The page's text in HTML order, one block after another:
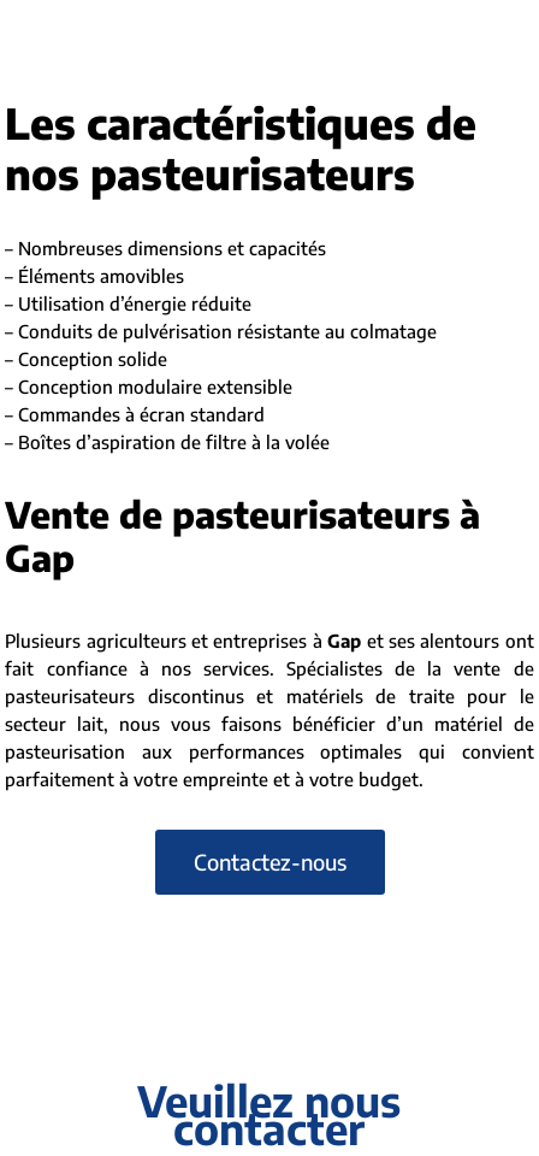
Les caractéristiques de
nos pasteurisateurs
– Nombreuses dimensions et capacités
– Éléments amovibles
– Utilisation d’énergie réduite
– Conduits de pulvérisation résistante au colmatage
– Conception solide
– Conception modulaire extensible
– Commandes à écran standard
– Boîtes d’aspiration de filtre à la volée
Vente de pasteurisateurs à
Gap
Plusieurs agriculteurs et entreprises àGap et ses alentours ont
fait confiance à nos services. Spécialistes de la vente de
pasteurisateurs discontinus et matériels de traite pour le
secteur lait, nous vous faisons bénéficier d’un matériel de
pasteurisation aux performances optimales qui convient
parfaitement à votre empreinte et à votre budget.
Contactez-nous
Veuillez nous
contacter